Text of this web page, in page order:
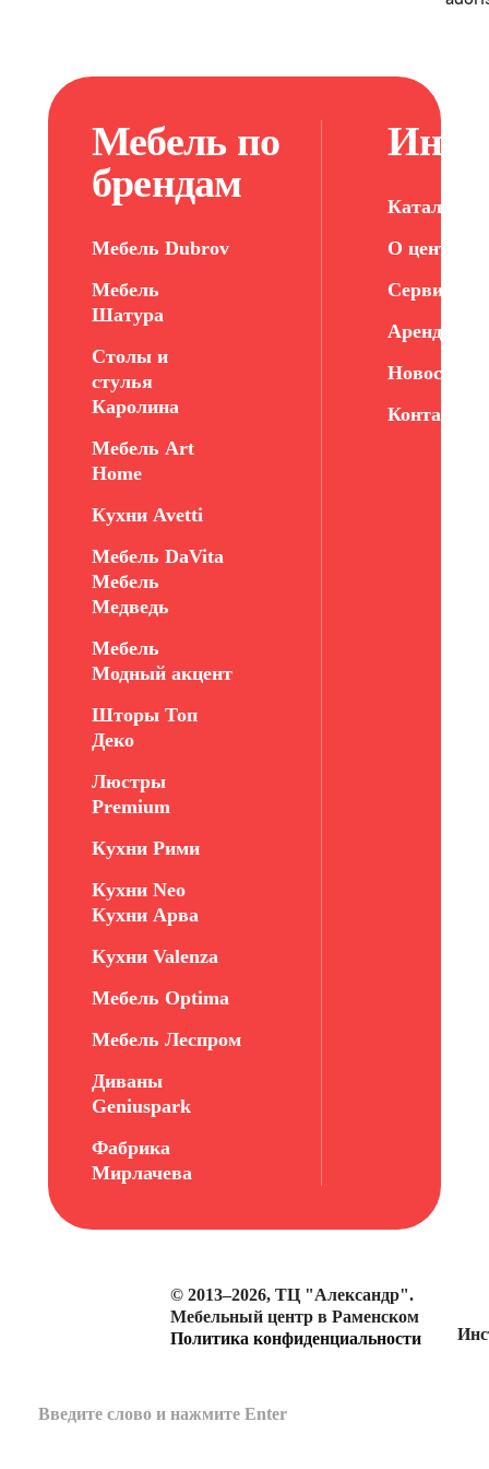
Мебель по
брендам
Мебель Dubrov
Мебель
Шатура
Столы и
стулья
Каролина
Мебель Art
Home
Кухни Avetti
Мебель DaVita
Мебель
Медведь
Мебель
Модный акцент
Шторы Топ
Деко
Люстры
Premium
Кухни Рими
Кухни Neo
Кухни Арва
Кухни Valenza
Мебель Optima
Мебель Леспром
Диваны
Geniuspark
Фабрика
Мирлачева
Каталог
О центре
Сервис
Новости
Контакты
© 2013–2026, ТЦ "Александр".
Мебельный центр в Раменском
Политика конфиденциальности